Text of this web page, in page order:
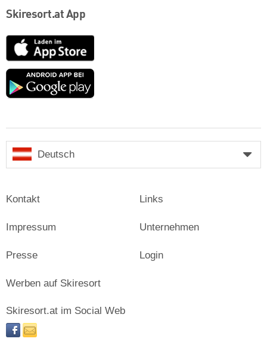
Skiresort.at App
App
Store
Google
Deutsch
Kontakt
Impressum
Presse
Links
Unternehmen
Login
Werben auf Skiresort
Skiresort.at im Social Web
facebooknewsletter